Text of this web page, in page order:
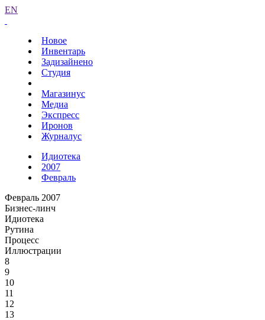
EN
Новое
Инвентарь
Задизайнено
Студия
Магазинус
Медиа
Экспресс
Иронов
Журналус
Идиотека
2007
Февраль
Февраль 2007
Бизнес-линч
Идиотека
Рутина
Процесс
Иллюстрации
8
9
10
11
12
13